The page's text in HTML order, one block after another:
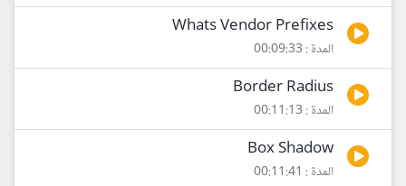
Whats Vendor Prefixes
المدة : 00:09:33
Border Radius
المدة : 00:11:13
Box Shadow
المدة : 00:11:41